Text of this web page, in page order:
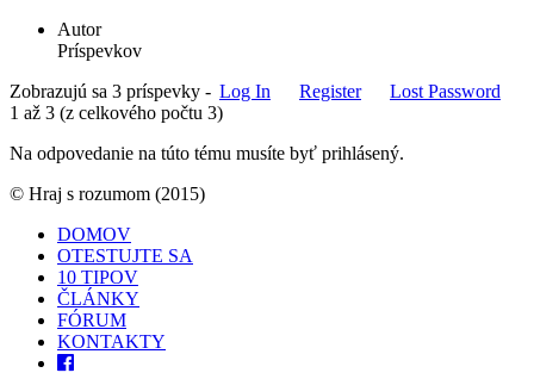
Autor
Príspevkov
Log In
Register Lost Password
Zobrazujú sa 3 príspevky -
1 až 3 (z celkového počtu 3)
Na odpovedanie na túto tému musíte byť prihlásený.
© Hraj s rozumom (2015)
DOMOV
OTESTUJTE SA
10 TIPOV
ČLÁNKY
FÓRUM
KONTAKTY